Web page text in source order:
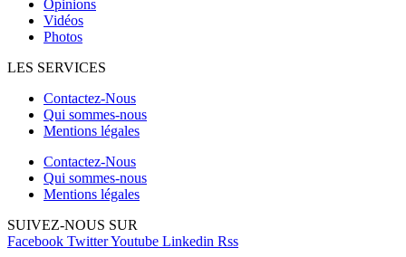
Opinions
Vidéos
Photos
LES SERVICES
Contactez-Nous
Qui sommes-nous
Mentions légales
Contactez-Nous
Qui sommes-nous
Mentions légales
SUIVEZ-NOUS SUR
Facebook TwitterYoutube Linkedin Rss